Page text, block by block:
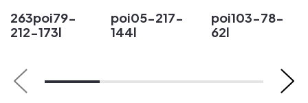
263poi79-
212-173l
poi05-217-
144l
poi103-78-
62l